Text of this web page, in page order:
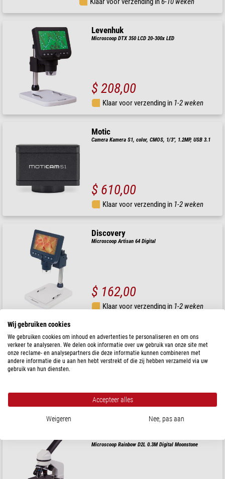
Levenhuk
Microscoop DTX 350 LCD 20-300x LED
$ 208,00
Klaar voor verzending in 1-2 weken
Motic
Camera Kamera S1, color, CMOS, 1/3", 1.2MP, USB 3.1
$ 610,00
Klaar voor verzending in 1-2 weken
Discovery
Microscoop Artisan 64 Digital
$ 162,00
Klaar voor verzending in 1-2 weken
Bresser
Camera MikroCamII, color, CMOS, 0.4 MP, USB 3.0
$ 920,00
Klaar voor verzending in24 u
Microscoop Rainbow D2L 0.3M Digital Moonstone
Wij gebruiken cookies
We gebruiken cookies om inhoud en advertenties te personaliseren en om ons
verkeer te analyseren. We delen ook informatie over uw gebruik van onze site met
onze reclame- en analysepartners die deze informatie kunnen combineren met
andere informatie die u aan hen hebt verstrekt of die zij hebben verzameld via uw
gebruik van hun diensten.
Accepteer alles
Weigeren Nee, pas aan